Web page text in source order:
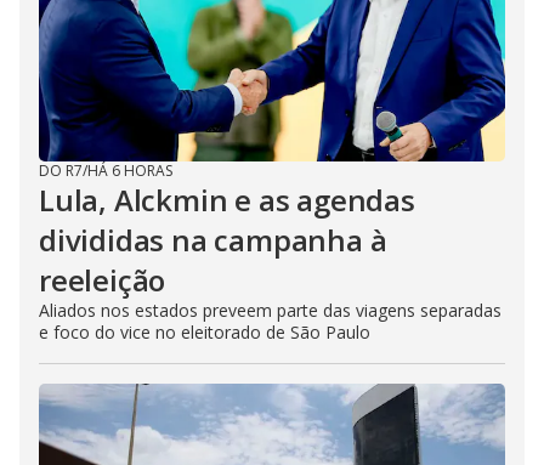
DO R7/HÁ 6 HORAS
Lula, Alckmin e as agendas
divididas na campanha à
reeleição
Aliados nos estados preveem parte das viagens separadas
e foco do vice no eleitorado de São Paulo